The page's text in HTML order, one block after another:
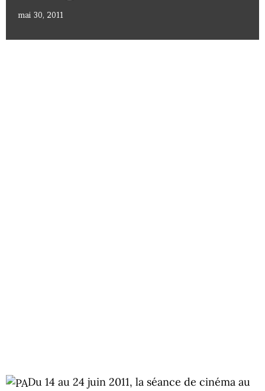
mai 30, 2011
Du 14 au 24 juin 2011, la séance de cinéma au